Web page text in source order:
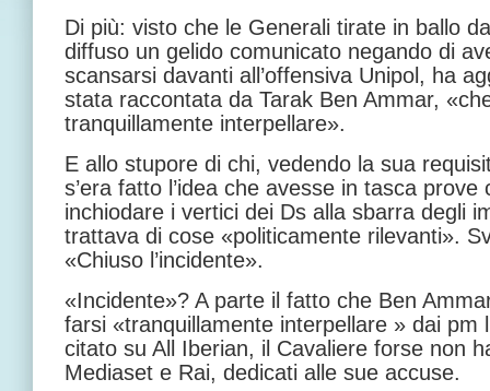
Di più: visto che le Generali tirate in ballo
diffuso un gelido comunicato negando di
scansarsi davanti all’offensiva Unipol, ha
stata raccontata da Tarak Ben Ammar,
tranquillamente interpellare».
E allo stupore di chi, vedendo la sua
s’era fatto l’idea che avesse in tasca
inchiodare i vertici dei Ds alla sbarra degli
trattava di cose «politicamente rilevanti».
«Chiuso l’incidente».
«Incidente»? A parte il fatto che Ben
farsi «tranquillamente interpellare » dai pm
citato su All Iberian, il Cavaliere forse non
Mediaset e Rai, dedicati alle sue accuse.